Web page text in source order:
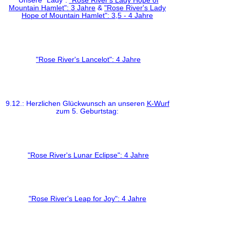
Mountain Hamlet": 3 Jahre & "Rose River's Lady
Hope of Mountain Hamlet": 3,5 - 4 Jahre
"Rose River's Lancelot": 4 Jahre
9.12.: Herzlichen Glückwunsch an unseren K-Wurf
zum 5. Geburtstag:
"Rose River's Lunar Eclipse": 4 Jahre
"Rose River's Leap for Joy": 4 Jahre